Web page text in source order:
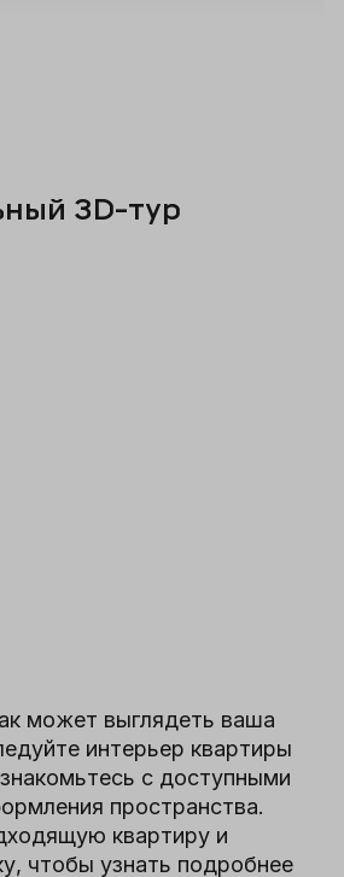
3D-тур
может выглядеть ваша
интерьер квартиры
с доступными
пространства.
квартиру и
чтобы узнать подробнее